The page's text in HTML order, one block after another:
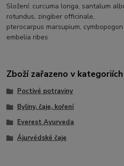
Složení: curcuma longa, santalum
rotundus, zingiber officinale,
pterocarpus marsupium,
embelia ribes
Zboží zařazeno v kategoriích
Poctivé potraviny
Byliny, čaje, koření
Everest Ayurveda
Ájurvédské čaje